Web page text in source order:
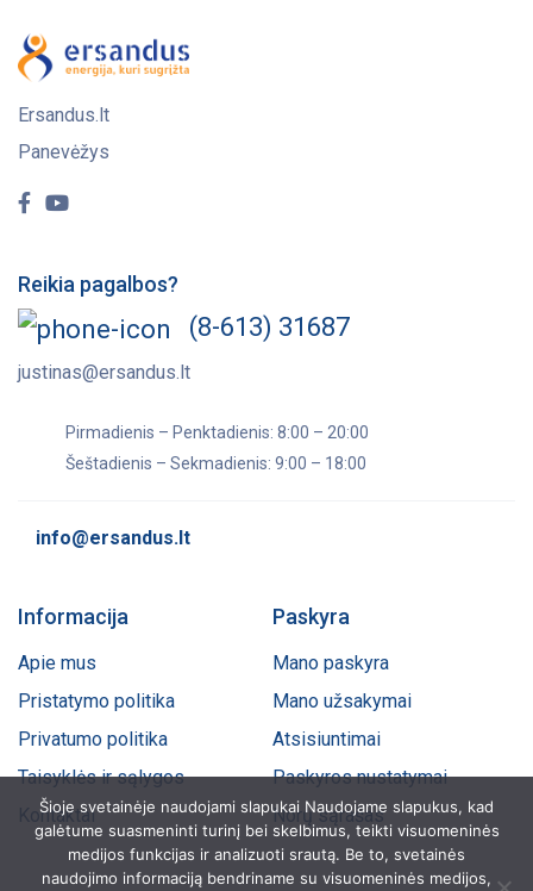
Ersandus.lt
Panevėžys
Reikia pagalbos?
(8-613) 31687
justinas@ersandus.lt
Pirmadienis – Penktadienis: 8:00 – 20:00
Šeštadienis – Sekmadienis: 9:00 – 18:00
info@ersandus.lt
Informacija
Apie mus
Pristatymo politika
Privatumo politika
Taisyklės ir sąlygos
Kontaktai
Paskyra
Mano paskyra
Mano užsakymai
Atsisiuntimai
Paskyros nustatymai
Norų sąrašas
Šioje svetainėje naudojami slapukai Naudojame slapukus, kad
galėtume suasmeninti turinį bei skelbimus, teikti visuomeninės
medijos funkcijas ir analizuoti srautą. Be to, svetainės
naudojimo informaciją bendriname su visuomeninės medijos,